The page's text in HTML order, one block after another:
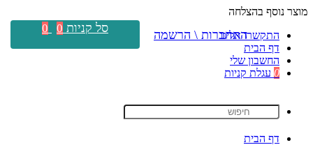
מוצר נוסף בהצלחה
התקשרו אלינו
דף הבית
החשבון שלי
0 עגלת קניות
דף הבית
התחברות \ הרשמה סל קניות 0
0